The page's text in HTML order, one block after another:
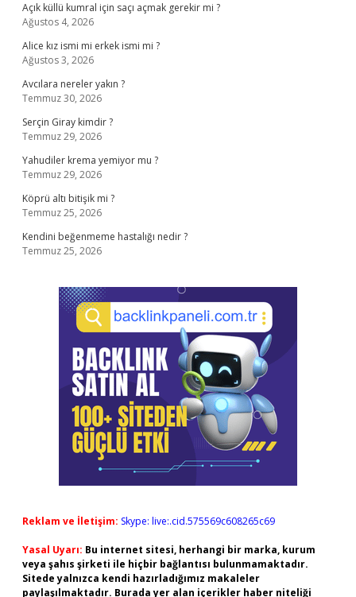
Açık küllü kumral için saçı açmak gerekir mi ?
Ağustos 4, 2026
Alice kız ismi mi erkek ismi mi ?
Ağustos 3, 2026
Avcılara nereler yakın ?
Temmuz 30, 2026
Serçin Giray kimdir ?
Temmuz 29, 2026
Yahudiler krema yemiyor mu ?
Temmuz 29, 2026
Köprü altı bitişik mi ?
Temmuz 25, 2026
Kendini beğenmeme hastalığı nedir ?
Temmuz 25, 2026
Reklam ve İletişim: Skype: live:.cid.575569c608265c69
Yasal Uyarı: Bu internet sitesi, herhangi bir marka, kurum
veya şahıs şirketi ile hiçbir bağlantısı bulunmamaktadır.
Sitede yalnızca kendi hazırladığımız makaleler
paylaşılmaktadır. Burada yer alan içerikler haber niteliği